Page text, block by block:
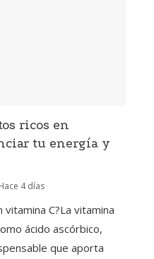
ricos en
tu energía y
4 días
C?La vitamina
ácido ascórbico,
que aporta